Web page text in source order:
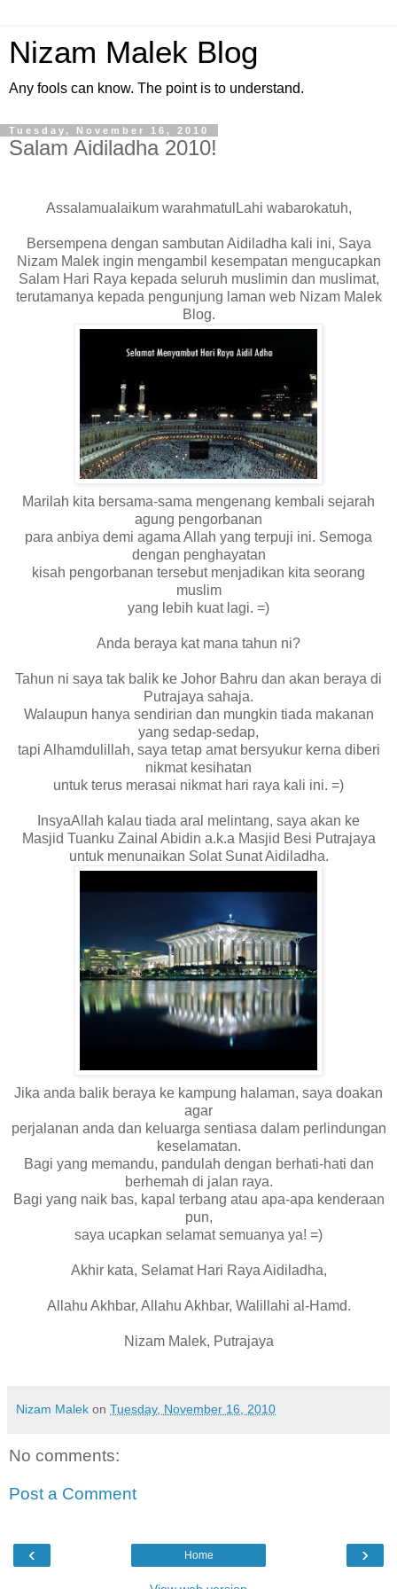
Nizam Malek Blog
Any fools can know. The point is to understand.
Tuesday, November 16, 2010
Salam Aidiladha 2010!
Assalamualaikum warahmatulLahi wabarokatuh,
Bersempena dengan sambutan Aidiladha kali ini, Saya
Nizam Malek ingin mengambil kesempatan mengucapkan
Salam Hari Raya kepada seluruh muslimin dan muslimat,
terutamanya kepada pengunjung laman web Nizam Malek
Blog.
Marilah kita bersama-sama mengenang kembali sejarah
agung pengorbanan
para anbiya demi agama Allah yang terpuji ini. Semoga
dengan penghayatan
kisah pengorbanan tersebut menjadikan kita seorang
muslim
yang lebih kuat lagi. =)
Anda beraya kat mana tahun ni?
Tahun ni saya tak balik ke Johor Bahru dan akan beraya di
Putrajaya sahaja.
Walaupun hanya sendirian dan mungkin tiada makanan
yang sedap-sedap,
tapi Alhamdulillah, saya tetap amat bersyukur kerna diberi
nikmat kesihatan
untuk terus merasai nikmat hari raya kali ini. =)
InsyaAllah kalau tiada aral melintang, saya akan ke
Masjid Tuanku Zainal Abidin a.k.a Masjid Besi Putrajaya
untuk menunaikan Solat Sunat Aidiladha.
Jika anda balik beraya ke kampung halaman, saya doakan
agar
perjalanan anda dan keluarga sentiasa dalam perlindungan
keselamatan.
Bagi yang memandu, pandulah dengan berhati-hati dan
berhemah di jalan raya.
Bagi yang naik bas, kapal terbang atau apa-apa kenderaan
pun,
saya ucapkan selamat semuanya ya! =)
Akhir kata, Selamat Hari Raya Aidiladha,
Allahu Akhbar, Allahu Akhbar, Walillahi al-Hamd.
Nizam Malek, Putrajaya
Nizam Malek on Tuesday, November 16, 2010
No comments:
Post a Comment
‹ ›
Home